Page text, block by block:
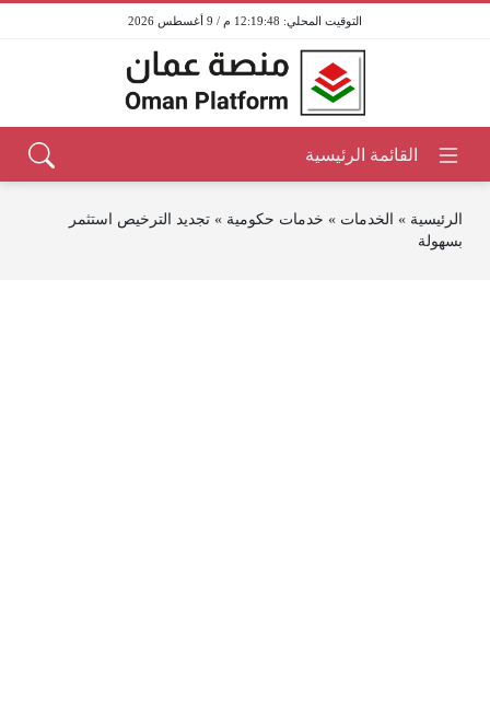
12:19:48 م / 9 أغسطس 2026
الرئيسية » الخدمات » خدمات حكومية » تجديد الترخيص استثمر
بسهولة